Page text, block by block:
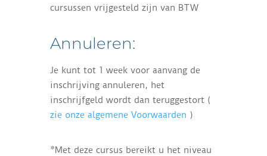
cursussen vrijgesteld zijn van BTW
Annuleren:
Je kunt tot 1 week voor aanvang de
inschrijving annuleren, het
inschrijfgeld wordt dan teruggestort (
zie onze algemene Voorwaarden )
*Met deze cursus bereikt u het niveau